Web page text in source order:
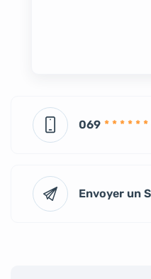
069 * * * * * *
Envoyer un